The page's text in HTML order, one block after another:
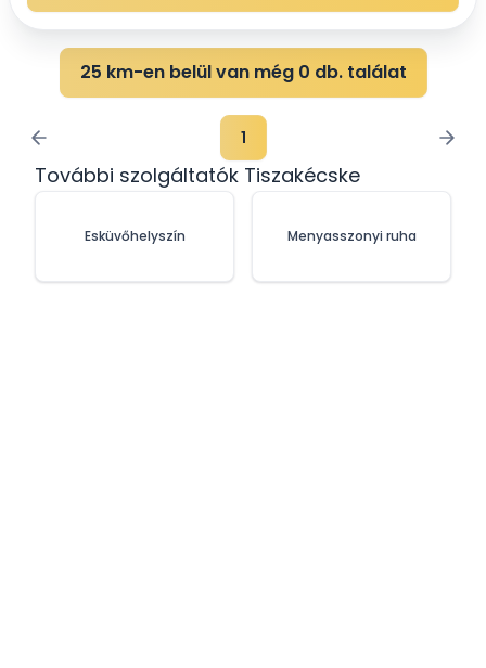
25 km-en belül van még 0 db. találat
1
További szolgáltatók Tiszakécske
Esküvőhelyszín Menyasszonyi ruha